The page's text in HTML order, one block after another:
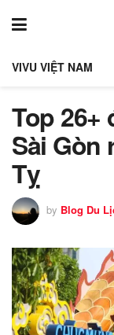
VIVU VIỆT NAM
Top 26+
Sài Gòn
Tỵ
by Blog Du